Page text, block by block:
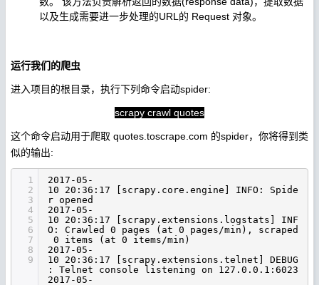
以及生成需要进一步处理的URL的 Request 对象。
运行我们的爬虫
进入项目的根目录，执行下列命令启动spider:
scrapy crawl quotes
这个命令启动用于爬取 quotes.toscrape.com 的spider，你将得到类
似的输出:
1
2
3
4
5
6
7
8
9
2017-05-
10 20:36:17 [scrapy.core.engine] INFO: Spide
r opened
2017-05-
10 20:36:17 [scrapy.extensions.logstats] INF
O: Crawled 0 pages (at 0 pages/min ), scraped
0 items (at 0 items/min )
2017-05-
10 20:36:17 [scrapy.extensions.telnet] DEBUG
: Telnet console listening on 127.0.0.1:6023
2017-05-